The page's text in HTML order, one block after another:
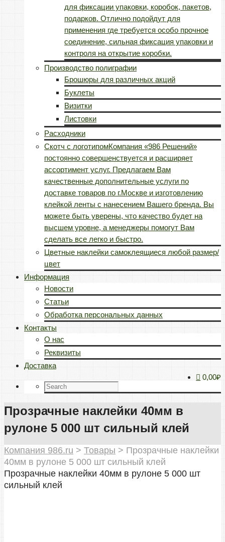
для фиксации упаковки, коробок, пакетов,
подарков. Отлично подойдут для
применения где требуется особо прочное
соединение, сильная фиксация упаковки и
контроля на открытие коробки.
Производство полиграфии
Брошюры для различных акций
Буклеты
Визитки
Листовки
Расходники
Скотч с логотипомКомпания «986 Решений»
постоянно совершенствуется и расширяет
ассортимент услуг. Предлагаем Вам
качественные дополнительные услуги по
доставке товаров по г.Москве и изготовлению
клейкой ленты с нанесением Вашего бренда. Вы
можете быть уверены, что качество будет на
высшем уровне, а менеджеры помогут Вам
сделать все легко и быстро.
Цветные наклейки самоклеящиеся любой размер/
цвет
Информация
Новости
Статьи
Обработка персональных данных
Контакты
О нас
Реквизиты
Доставка
0,00₽
Прозрачные наклейки 40мм в
рулоне 5 000 шт сильный клей
Компания 986.ru > Товары > Прозрачные наклейки
40мм в рулоне 5 000 шт сильный клей
Прозрачные наклейки 40мм в рулоне 5 000 шт
сильный клей